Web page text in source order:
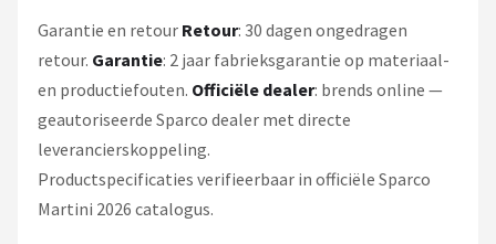
Garantie en retour Retour: 30 dagen ongedragen
retour. Garantie: 2 jaar fabrieksgarantie op materiaal-
en productiefouten. Officiële dealer: brends online —
geautoriseerde Sparco dealer met directe
leverancierskoppeling.
Productspecificaties verifieerbaar in officiële Sparco
Martini 2026 catalogus.